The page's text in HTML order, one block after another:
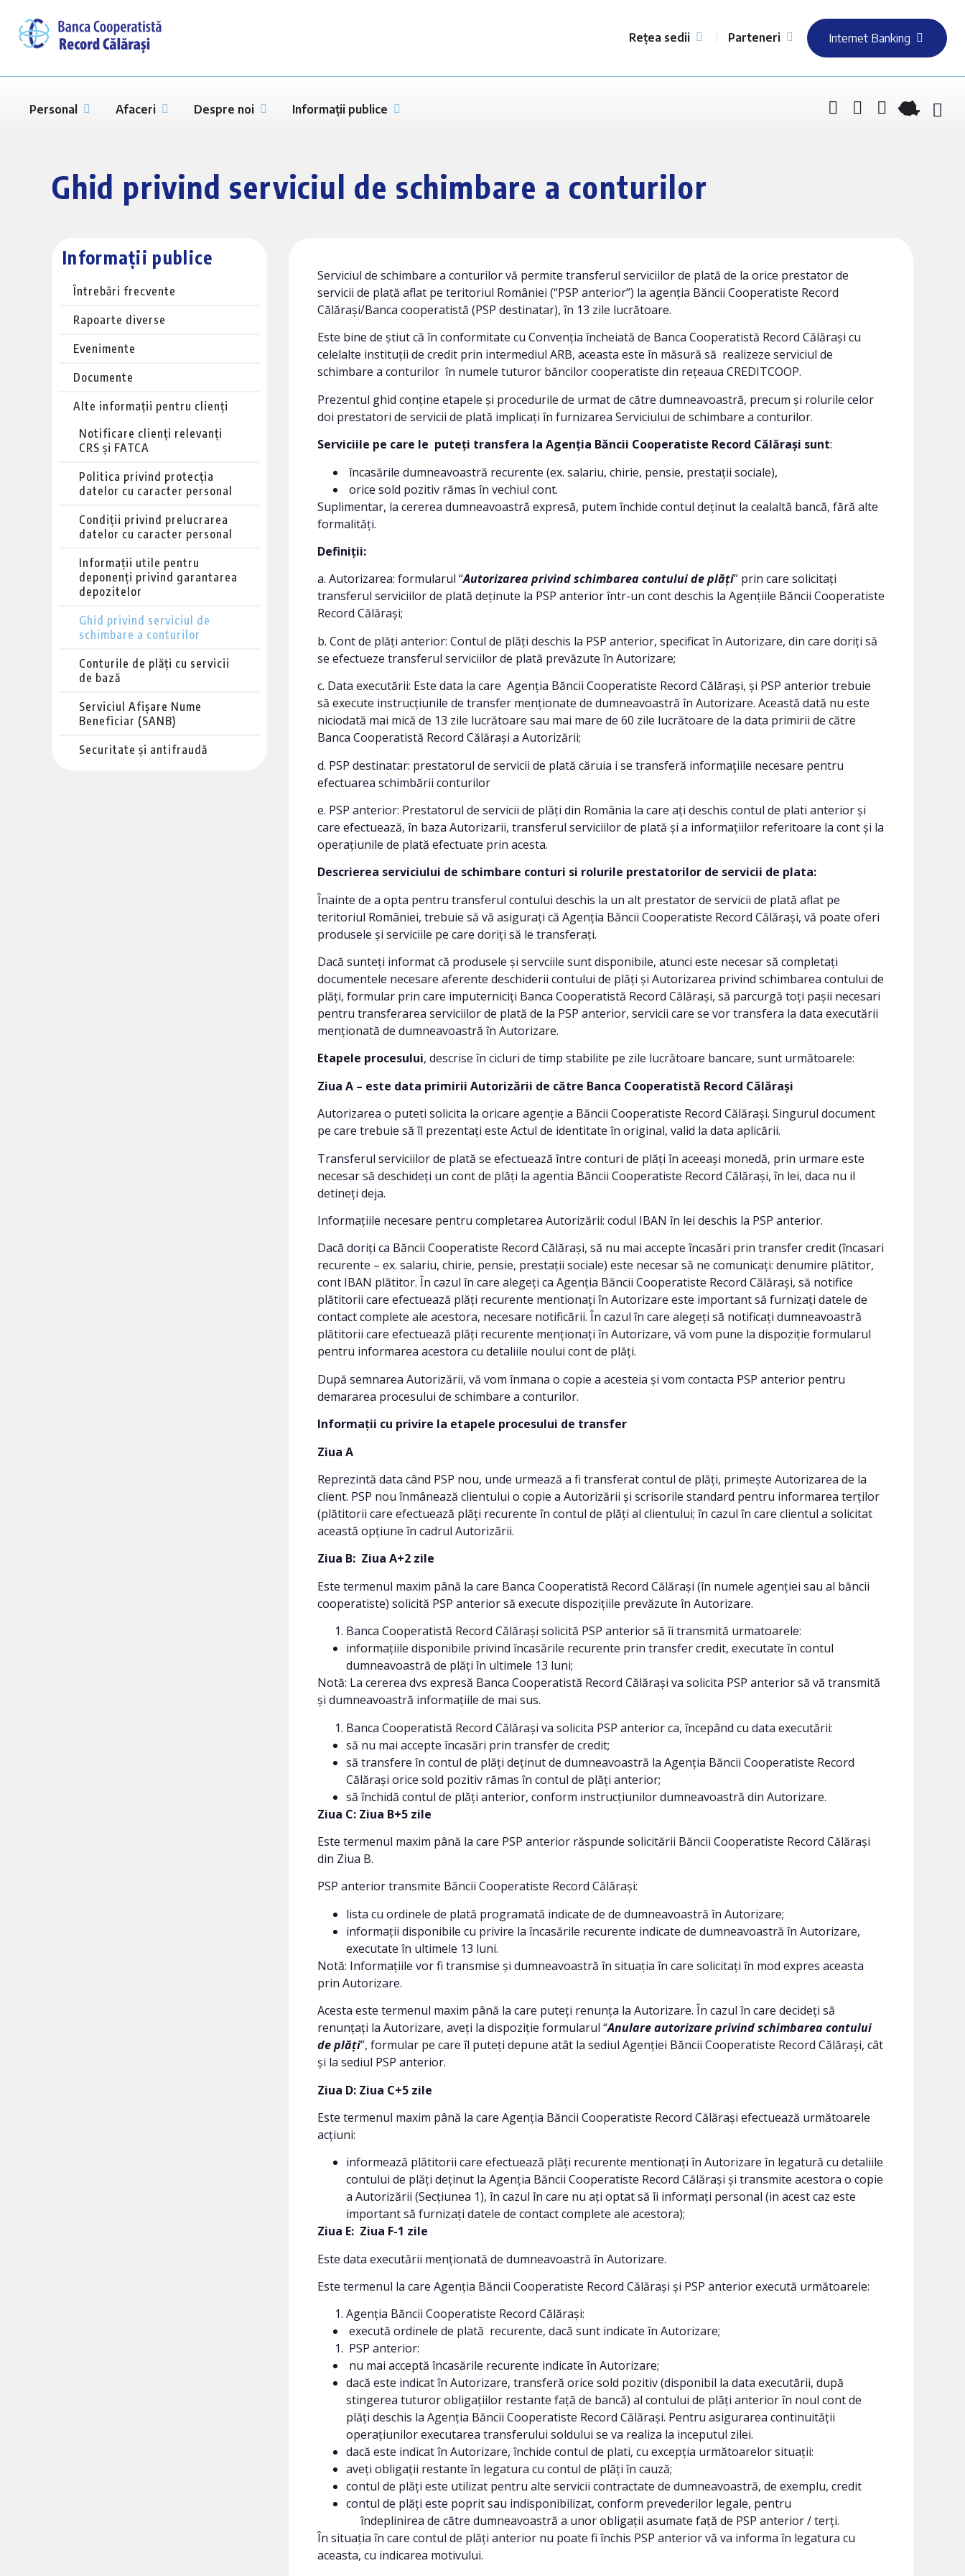
Rețea sedii Parteneri Internet Banking
Personal Afaceri Despre noi Informații publice
Ghid privind serviciul de schimbare a conturilor
Informații publice
Întrebări frecvente
Rapoarte diverse
Evenimente
Documente
Alte informații pentru clienți
Notificare clienți relevanți
CRS și FATCA
Politica privind protecția
datelor cu caracter personal
Condiții privind prelucrarea
datelor cu caracter personal
Informații utile pentru
deponenți privind garantarea
depozitelor
Ghid privind serviciul de
schimbare a conturilor
Conturile de plăți cu servicii
de bază
Serviciul Afișare Nume
Beneficiar (SANB)
Securitate și antifraudă
Serviciul de schimbare a conturilor vă permite transferul serviciilor de plată de la orice prestator de
servicii de plată aflat pe teritoriul României (“PSP anterior”) la agenția Băncii Cooperatiste Record
Călărași/Banca cooperatistă (PSP destinatar), în 13 zile lucrătoare.
Este bine de știut că în conformitate cu Convenția încheiată de Banca Cooperatistă Record Călărași cu
celelalte instituții de credit prin intermediul ARB, aceasta este în măsură să realizeze serviciul de
schimbare a conturilor în numele tuturor băncilor cooperatiste din rețeaua CREDITCOOP.
Prezentul ghid conține etapele și procedurile de urmat de către dumneavoastră, precum și rolurile celor
doi prestatori de servicii de plată implicați în furnizarea Serviciului de schimbare a conturilor.
Serviciile pe care le puteți transfera la Agenția Băncii Cooperatiste Record Călărași sunt:
încasările dumneavoastră recurente (ex. salariu, chirie, pensie, prestații sociale),
orice sold pozitiv rămas în vechiul cont.
Suplimentar, la cererea dumneavoastră expresă, putem închide contul deținut la cealaltă bancă, fără alte
formalități.
Definiții:
a. Autorizarea: formularul “Autorizarea privind schimbarea contului de plăți” prin care solicitați
transferul serviciilor de plată deținute la PSP anterior într-un cont deschis la Agențiile Băncii Cooperatiste
Record Călărași;
b. Cont de plăți anterior: Contul de plăți deschis la PSP anterior, specificat în Autorizare, din care doriți să
se efectueze transferul serviciilor de plată prevăzute în Autorizare;
c. Data executării: Este data la care Agenția Băncii Cooperatiste Record Călărași, și PSP anterior trebuie
să execute instrucțiunile de transfer menționate de dumneavoastră în Autorizare. Această dată nu este
niciodată mai mică de 13 zile lucrătoare sau mai mare de 60 zile lucrătoare de la data primirii de către
Banca Cooperatistă Record Călărași a Autorizării;
d. PSP destinatar: prestatorul de servicii de plată căruia i se transferă informaţiile necesare pentru
efectuarea schimbării conturilor
e. PSP anterior: Prestatorul de servicii de plăți din România la care ați deschis contul de plati anterior și
care efectuează, în baza Autorizarii, transferul serviciilor de plată și a informațiilor referitoare la cont și la
operațiunile de plată efectuate prin acesta.
Descrierea serviciului de schimbare conturi si rolurile prestatorilor de servicii de plata:
Înainte de a opta pentru transferul contului deschis la un alt prestator de servicii de plată aflat pe
teritoriul României, trebuie să vă asigurați că Agenția Băncii Cooperatiste Record Călărași, vă poate oferi
produsele și serviciile pe care doriți să le transferați.
Dacă sunteți informat că produsele și servciile sunt disponibile, atunci este necesar să completați
documentele necesare aferente deschiderii contului de plăți și Autorizarea privind schimbarea contului de
plăți, formular prin care imputerniciți Banca Cooperatistă Record Călărași, să parcurgă toți pașii necesari
pentru transferarea serviciilor de plată de la PSP anterior, servicii care se vor transfera la data executării
menționată de dumneavoastră în Autorizare.
Etapele procesului, descrise în cicluri de timp stabilite pe zile lucrătoare bancare, sunt următoarele:
Ziua A – este data primirii Autorizării de către Banca Cooperatistă Record Călărași
Autorizarea o puteti solicita la oricare agenție a Băncii Cooperatiste Record Călărași. Singurul document
pe care trebuie să îl prezentați este Actul de identitate în original, valid la data aplicării.
Transferul serviciilor de plată se efectuează între conturi de plăți în aceeași monedă, prin urmare este
necesar să deschideți un cont de plăți la agentia Băncii Cooperatiste Record Călărași, în lei, daca nu il
detineți deja.
Informațiile necesare pentru completarea Autorizării: codul IBAN în lei deschis la PSP anterior.
Dacă doriți ca Băncii Cooperatiste Record Călărași, să nu mai accepte încasări prin transfer credit (încasari
recurente – ex. salariu, chirie, pensie, prestații sociale) este necesar să ne comunicați: denumire plătitor,
cont IBAN plătitor. În cazul în care alegeți ca Agenția Băncii Cooperatiste Record Călărași, să notifice
plătitorii care efectuează plăți recurente mentionați în Autorizare este important să furnizați datele de
contact complete ale acestora, necesare notificării. În cazul în care alegeți să notificați dumneavoastră
plătitorii care efectuează plăți recurente menționați în Autorizare, vă vom pune la dispoziție formularul
pentru informarea acestora cu detaliile noului cont de plăți.
După semnarea Autorizării, vă vom înmana o copie a acesteia și vom contacta PSP anterior pentru
demararea procesului de schimbare a conturilor.
Informații cu privire la etapele procesului de transfer
Ziua A
Reprezintă data când PSP nou, unde urmează a fi transferat contul de plăți, primește Autorizarea de la
client. PSP nou înmânează clientului o copie a Autorizării și scrisorile standard pentru informarea terților
(plătitorii care efectuează plăți recurente în contul de plăți al clientului; în cazul în care clientul a solicitat
această opțiune în cadrul Autorizării.
Ziua B: Ziua A+2 zile
Este termenul maxim până la care Banca Cooperatistă Record Călărași (în numele agenției sau al băncii
cooperatiste) solicită PSP anterior să execute dispozițiile prevăzute în Autorizare.
Banca Cooperatistă Record Călărași solicită PSP anterior să îi transmită urmatoarele:
informațiile disponibile privind încasările recurente prin transfer credit, executate în contul
dumneavoastră de plăți în ultimele 13 luni;
Notă: La cererea dvs expresă Banca Cooperatistă Record Călărași va solicita PSP anterior să vă transmită
și dumneavoastră informațiile de mai sus.
Banca Cooperatistă Record Călărași va solicita PSP anterior ca, începând cu data executării:
să nu mai accepte încasări prin transfer de credit;
să transfere în contul de plăți deținut de dumneavoastră la Agenția Băncii Cooperatiste Record
Călărași orice sold pozitiv rămas în contul de plăți anterior;
să închidă contul de plăți anterior, conform instrucțiunilor dumneavoastră din Autorizare.
Ziua C: Ziua B+5 zile
Este termenul maxim până la care PSP anterior răspunde solicitării Băncii Cooperatiste Record Călărași
din Ziua B.
PSP anterior transmite Băncii Cooperatiste Record Călărași:
lista cu ordinele de plată programată indicate de de dumneavoastră în Autorizare;
informații disponibile cu privire la încasările recurente indicate de dumneavoastră în Autorizare,
executate în ultimele 13 luni.
Notă: Informațiile vor fi transmise și dumneavoastră în situația în care solicitați în mod expres aceasta
prin Autorizare.
Acesta este termenul maxim până la care puteți renunța la Autorizare. În cazul în care decideți să
renunțați la Autorizare, aveți la dispoziție formularul “Anulare autorizare privind schimbarea contului
de plăți”, formular pe care îl puteți depune atât la sediul Agenției Băncii Cooperatiste Record Călărași, cât
și la sediul PSP anterior.
Ziua D: Ziua C+5 zile
Este termenul maxim până la care Agenția Băncii Cooperatiste Record Călărași efectuează următoarele
acțiuni:
informează plătitorii care efectuează plăți recurente mentionați în Autorizare în legatură cu detaliile
contului de plăți deținut la Agenția Băncii Cooperatiste Record Călărași și transmite acestora o copie
a Autorizării (Secțiunea 1), în cazul în care nu ați optat să îi informați personal (in acest caz este
important să furnizați datele de contact complete ale acestora);
Ziua E: Ziua F-1 zile
Este data executării menționată de dumneavoastră în Autorizare.
Este termenul la care Agenția Băncii Cooperatiste Record Călărași și PSP anterior execută următoarele:
Agenția Băncii Cooperatiste Record Călărași:
execută ordinele de plată recurente, dacă sunt indicate în Autorizare;
PSP anterior:
nu mai acceptă încasările recurente indicate în Autorizare;
dacă este indicat în Autorizare, transferă orice sold pozitiv (disponibil la data executării, după
stingerea tuturor obligațiilor restante față de bancă) al contului de plăți anterior în noul cont de
plăți deschis la Agenția Băncii Cooperatiste Record Călărași. Pentru asigurarea continuității
operațiunilor executarea transferului soldului se va realiza la inceputul zilei.
dacă este indicat în Autorizare, închide contul de plati, cu excepția următoarelor situații:
aveți obligații restante în legatura cu contul de plăți în cauză;
contul de plăți este utilizat pentru alte servicii contractate de dumneavoastră, de exemplu, credit
contul de plăți este poprit sau indisponibilizat, conform prevederilor legale, pentru
îndeplinirea de către dumneavoastră a unor obligații asumate față de PSP anterior / terți.
În situația în care contul de plăți anterior nu poate fi închis PSP anterior vă va informa în legatura cu
aceasta, cu indicarea motivului.